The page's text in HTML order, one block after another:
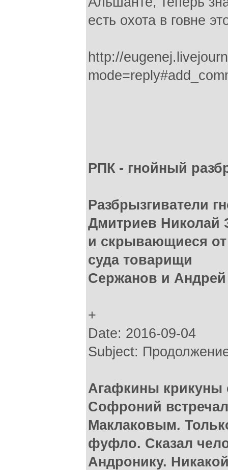
есть охота в говне
http://
РПК - гнойный
Разбрызгиватели
Дмитриев Николай
и скрывающиеся от
суда товарищи
Сержанов и
+
Date: 2016-09-04
Subject:
Агафкины крикуны
Софроний
Маклаковым.
фуфло. Сказал
Андронику.